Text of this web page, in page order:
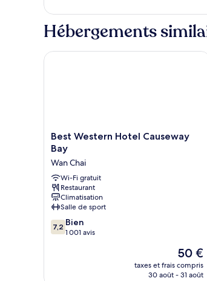
avec
lits
vue
le
type
de
Chambre
vue
ville
Hébergements
Best
Western
Hotel
Causeway
Bay
Wan
Chai
Best Western Hotel Causeway
Bay
Wan Chai
Wi-Fi gratuit
Restaurant
Climatisation
Salle de sport
7.2
sur
7,2 Bien
1 001 avis
Le
nouveau
prix
50 €
taxes et frais compris
30 août - 31 août
Best Western Hotel Causeway Bay